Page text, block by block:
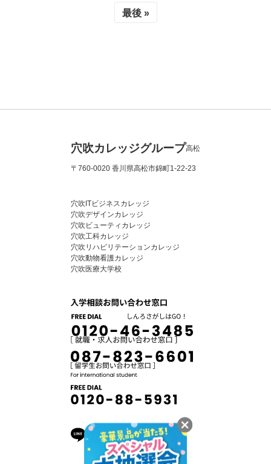
最後 »
穴吹カレッジグループ高松
〒760-0020 香川県高松市錦町1-22-23
穴吹ITビジネスカレッジ
穴吹デザインカレッジ
穴吹ビューティカレッジ
穴吹工科カレッジ
穴吹リハビリテーションカレッジ
穴吹動物看護カレッジ
穴吹医療大学校